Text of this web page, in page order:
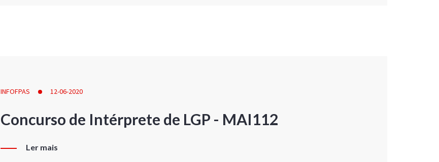
INFOFPAS 12-06-2020
Concurso de Intérprete de LGP - MAI112
Ler mais